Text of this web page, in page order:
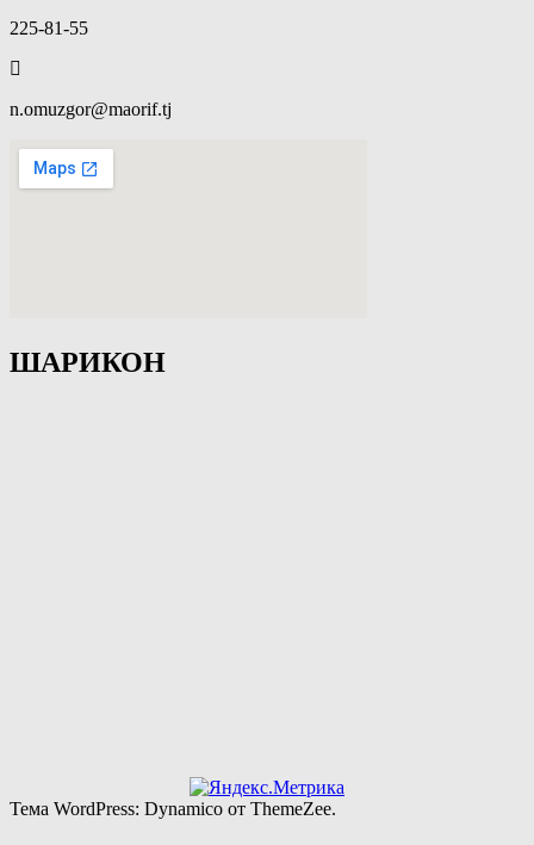
225-81-55
n.omuzgor@maorif.tj
ШАРИКОН
Тема WordPress: Dynamico от ThemeZee.